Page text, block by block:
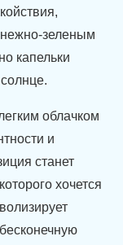
зеленым
капельки
облачком
и
станет
хочется